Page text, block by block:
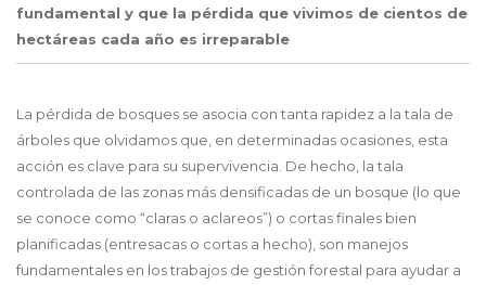
fundamental y que la pérdida que vivimos de cientos de
hectáreas cada año es irreparable
La pérdida de bosques se asocia con tanta rapidez a la tala de
árboles que olvidamos que, en determinadas ocasiones, esta
acción es clave para su supervivencia. De hecho, la tala
controlada de las zonas más densificadas de un bosque (lo que
se conoce como “claras o aclareos”) o cortas finales bien
planificadas (entresacas o cortas a hecho), son manejos
fundamentales en los trabajos de gestión forestal para ayudar a